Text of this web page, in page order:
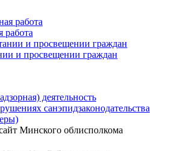
работа
и просвещении граждан
деятельность
санэпидзаконодательства
Минского облисполкома